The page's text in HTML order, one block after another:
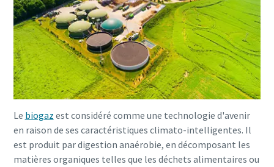
Le biogaz est considéré comme une technologie d'avenir
en raison de ses caractéristiques climato-intelligentes. Il
est produit par digestion anaérobie, en décomposant les
matières organiques telles que les déchets alimentaires ou